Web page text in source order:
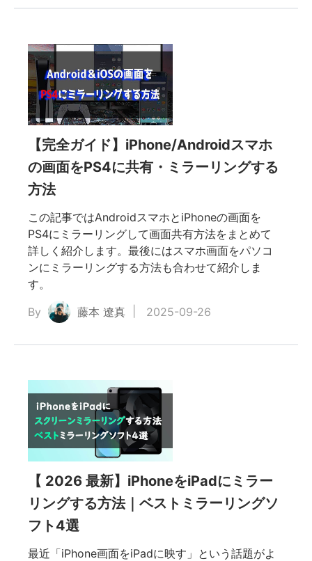
【完全ガイド】iPhone/Androidスマホ
の画面をPS4に共有・ミラーリングする
方法
この記事ではAndroidスマホとiPhoneの画面を
PS4にミラーリングして画面共有方法をまとめて
詳しく紹介します。最後にはスマホ画面をパソコ
ンにミラーリングする方法も合わせて紹介しま
す。
By
藤本 遼真 2025-09-26
【 2026 最新】iPhoneをiPadにミラー
リングする方法｜ベストミラーリングソ
フト4選
最近「iPhone画面をiPadに映す」という話題がよ